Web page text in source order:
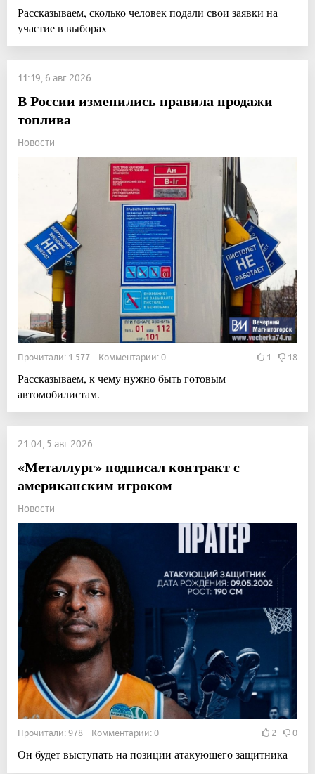
Рассказываем, сколько человек подали свои заявки на
участие в выборах
11:19, 6 авг 2026
В России изменились правила продажи
топлива
Новости
Прочитали: 1 577 Комментарии: 0 1 18
Рассказываем, к чему нужно быть готовым
автомобилистам.
21:04, 5 авг 2026
«Металлург» подписал контракт с
американским игроком
Новости
Прочитали: 978 Комментарии: 0 2 0
Он будет выступать на позиции атакующего защитника